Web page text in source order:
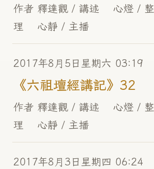
作者 釋達觀 / 講述 心燈 / 整
理 心靜 / 主播
2017年8月5日星期六 03:19
《六祖壇經講記》32
作者 釋達觀 / 講述 心燈 / 整
理 心靜 / 主播
2017年8月3日星期四 06:24